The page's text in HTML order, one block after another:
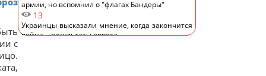
с
армии, но вспомнил о "флагах Бандеры"
13
Украинцы высказали мнение, когда закончится
война, - результаты опроса